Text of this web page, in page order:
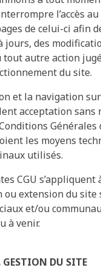
l’accès
de celui-ci afin
jours, des
tout autre action
du site.
et la navigation
acceptation sans
Générales
les moyens
utilisés.
CGU s’appliquent
ou extension du site
et/ou
à venir.
GESTION DU SITE